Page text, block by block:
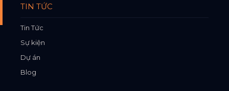
TIN TỨC
Tin Tức
Sự kiện
Dự án
Blog